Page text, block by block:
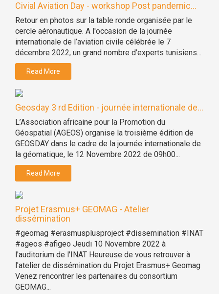
Civial Aviation Day - workshop Post pandemic...
Retour en photos sur la table ronde organisée par le
cercle aéronautique. A l'occasion de la journée
internationale de l’aviation civile célébrée le 7
décembre 2022, un grand nombre d’experts tunisiens...
Read More
Geosday 3 rd Edition - journée internationale de...
L’Association africaine pour la Promotion du
Géospatial (AGEOS) organise la troisième édition de
GEOSDAY dans le cadre de la journée internationale de
la géomatique, le 12 Novembre 2022 de 09h00...
Read More
Projet Erasmus+ GEOMAG - Atelier
dissémination
#geomag #erasmusplusproject #dissemination #INAT
#ageos #afigeo Jeudi 10 Novembre 2022 à
l'auditorium de l'INAT Heureuse de vous retrouver à
l'atelier de dissémination du Projet Erasmus+ Geomag
Venez rencontrer les partenaires du consortium
GEOMAG...